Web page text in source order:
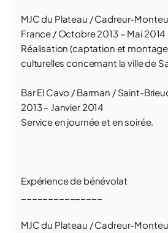
MJC du Plateau / Cadreur-
France / Octobre 2013 – Mai 2014
Réalisation (captation et
culturelles concernant la ville de
Bar El Cavo / Barman / Saint-
2013 – Janvier 2014
Service en journée et en soirée.
Expérience de bénévolat
MJC du Plateau / Cadreur-